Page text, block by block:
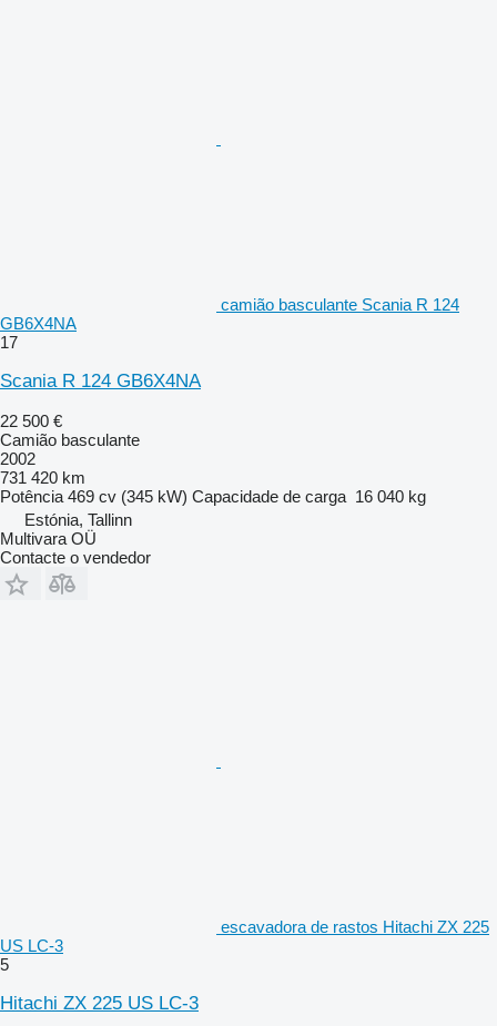
camião basculante Scania R 124
GB6X4NA
17
Scania R 124 GB6X4NA
22 500 €
Camião basculante
2002
731 420 km
Potência 469 cv (345 kW) Capacidade de carga 16 040 kg
Estónia, Tallinn
Multivara OÜ
Contacte o vendedor
escavadora de rastos Hitachi ZX 225
US LC-3
5
Hitachi ZX 225 US LC-3